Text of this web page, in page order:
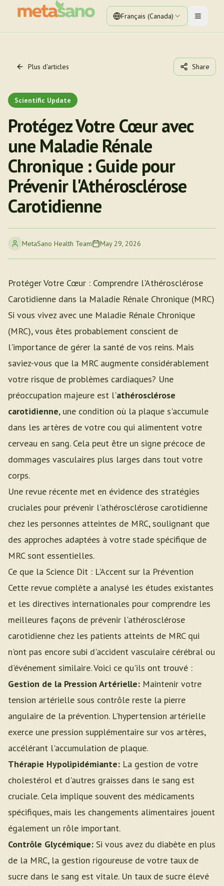
Français (Canada) Toggle
Plus d'articles Share
Scientific Update
Protégez Votre Cœur avec
une Maladie Rénale
Chronique : Guide pour
Prévenir l'Athérosclérose
Carotidienne
MetaSano Health Team May 29, 2026
Protéger Votre Cœur : Comprendre l'Athérosclérose
Carotidienne dans la Maladie Rénale Chronique (MRC)
Si vous vivez avec une Maladie Rénale Chronique
(MRC), vous êtes probablement conscient de
l'importance de gérer la santé de vos reins. Mais
saviez-vous que la MRC augmente considérablement
votre risque de problèmes cardiaques? Une
préoccupation majeure est l'athérosclérose
carotidienne, une condition où la plaque s'accumule
dans les artères de votre cou qui alimentent votre
cerveau en sang. Cela peut être un signe précoce de
dommages vasculaires plus larges dans tout votre
corps.
Une revue récente met en évidence des stratégies
cruciales pour prévenir l'athérosclérose carotidienne
chez les personnes atteintes de MRC, soulignant que
des approches adaptées à votre stade spécifique de
MRC sont essentielles.
Ce que la Science Dit : L'Accent sur la Prévention
Cette revue complète a analysé les études existantes
et les directives internationales pour comprendre les
meilleures façons de prévenir l'athérosclérose
carotidienne chez les patients atteints de MRC qui
n'ont pas encore subi d'accident vasculaire cérébral ou
d'événement similaire. Voici ce qu'ils ont trouvé :
Gestion de la Pression Artérielle: Maintenir votre
tension artérielle sous contrôle reste la pierre
angulaire de la prévention. L'hypertension artérielle
exerce une pression supplémentaire sur vos artères,
accélérant l'accumulation de plaque.
Thérapie Hypolipidémiante: La gestion de votre
cholestérol et d'autres graisses dans le sang est
cruciale. Cela implique souvent des médicaments
spécifiques, mais les changements alimentaires jouent
également un rôle important.
Contrôle Glycémique: Si vous avez du diabète en plus
de la MRC, la gestion rigoureuse de votre taux de
sucre dans le sang est vitale. Un taux de sucre élevé